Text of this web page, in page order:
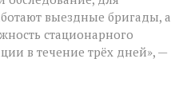
выездные бригады, а
стационарного
в течение трёх дней», —